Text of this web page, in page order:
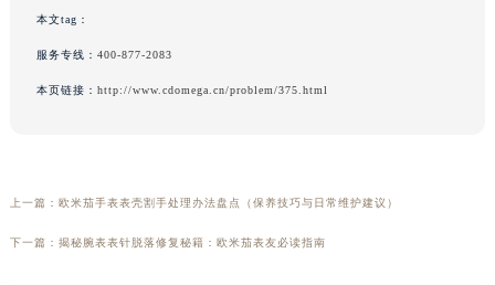
本文tag：
服务专线： 400-877-2083
本页链接： http://www.cdomega.cn/problem/375.html
上一篇： 欧米茄手表表壳割手处理办法盘点（保养技巧与日常维护建议）
下一篇： 揭秘腕表表针脱落修复秘籍：欧米茄表友必读指南